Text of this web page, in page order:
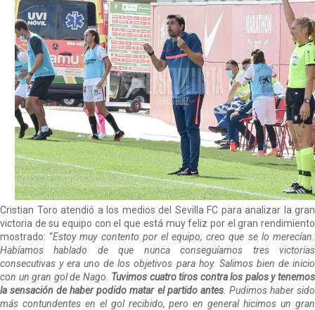
Los posibles herederos del número 16 tras la
marcha de Juanlu
Alberto Flores, muy cerca de convertirse en nuevo
jugador del Granada CF
El Granada negocia con el Sevilla FC por Alberto
Flores
El Sevilla continúa con despidos y rechaza una
oferta de 420 millones por el club
El Sevilla FC cierra el fichaje de Robbie Ure
Cristian Toro atendió a los medios del Sevilla FC para analizar la gran
victoria de su equipo con el que está muy feliz por el gran rendimiento
mostrado: “Estoy muy contento por el equipo, creo que se lo merecían.
Habíamos hablado de que nunca conseguíamos tres victorias
consecutivas y era uno de los objetivos para hoy. Salimos bien de inicio
con un gran gol de Nago. Tuvimos cuatro tiros contra los palos y tenemos
la sensación de haber podido matar el partido antes. Pudimos haber sido
más contundentes en el gol recibido, pero en general hicimos un gran